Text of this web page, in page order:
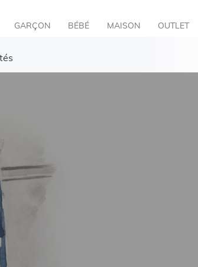
GARÇON BÉBÉ MAISON OUTLET